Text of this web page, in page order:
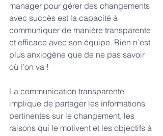
manager pour gérer des changements
avec succès est la capacité à
communiquer de manière transparente
et efficace avec son équipe. Rien n’est
plus anxiogène que de ne pas savoir
où l’on va !
La communication transparente
implique de partager les informations
pertinentes sur le changement, les
raisons qui le motivent et les objectifs à